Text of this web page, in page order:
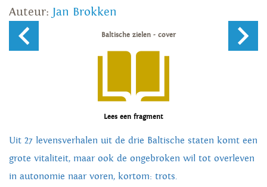
Auteur: Jan Brokken
Lees een fragment
Uit 27 levensverhalen uit de drie Baltische staten komt een
grote vitaliteit, maar ook de ongebroken wil tot overleven
in autonomie naar voren, kortom: trots.